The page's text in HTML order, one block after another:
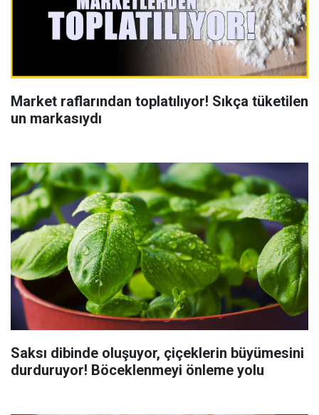
Market raflarından toplatılıyor! Sıkça tüketilen
un markasıydı
Saksı dibinde oluşuyor, çiçeklerin büyümesini
durduruyor! Böceklenmeyi önleme yolu